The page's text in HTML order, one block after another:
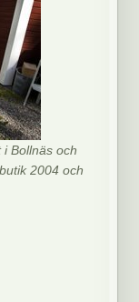
Bollnäs och
2004 och